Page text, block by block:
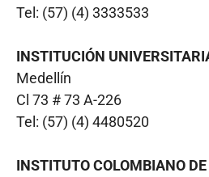
Tel: (57) (4) 3333533
INSTITUCIÓN
Medellín
Cl 73 # 73 A-226
Tel: (57) (4) 4480520
INSTITUTO COLOMBIANO